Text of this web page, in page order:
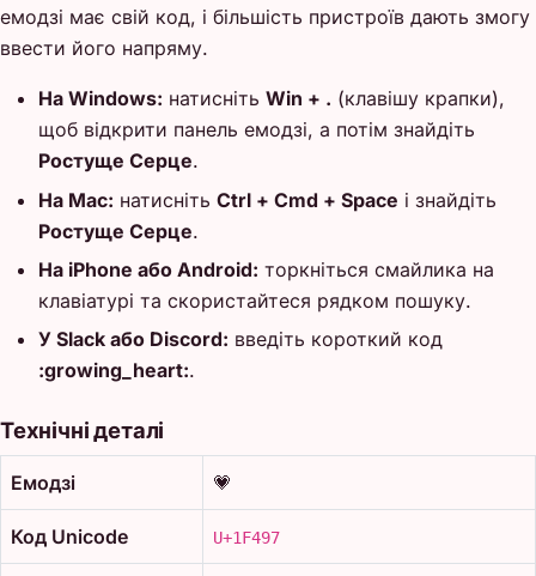
емодзі має свій код, і більшість пристроїв дають змогу
ввести його напряму.
На Windows: натисніть Win + . (клавішу крапки),
щоб відкрити панель емодзі, а потім знайдіть
Ростуще Серце.
На Mac: натисніть Ctrl + Cmd + Space і знайдіть
Ростуще Серце.
На iPhone або Android: торкніться смайлика на
клавіатурі та скористайтеся рядком пошуку.
У Slack або Discord: введіть короткий код
:growing_heart:.
Технічні деталі
Емодзі 💗
Код Unicode U+1F497